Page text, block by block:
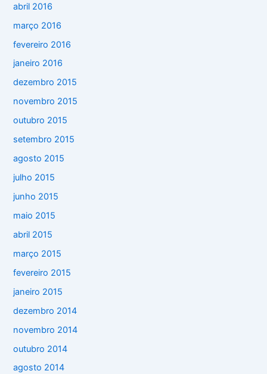
abril 2016
março 2016
fevereiro 2016
janeiro 2016
dezembro 2015
novembro 2015
outubro 2015
setembro 2015
agosto 2015
julho 2015
junho 2015
maio 2015
abril 2015
março 2015
fevereiro 2015
janeiro 2015
dezembro 2014
novembro 2014
outubro 2014
agosto 2014